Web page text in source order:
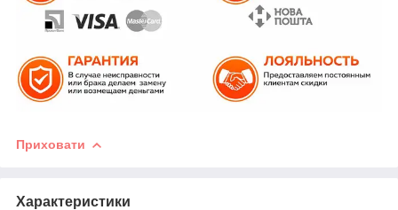
Приховати
Характеристики